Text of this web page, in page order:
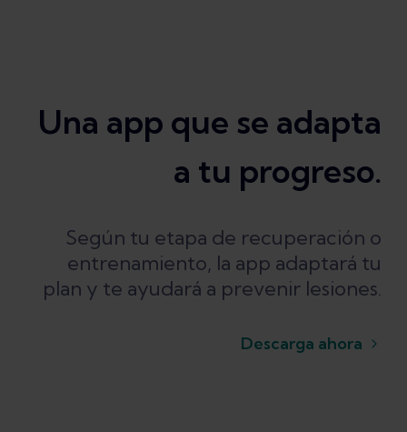
Una app que se adapta
a tu progreso.
Según tu etapa de recuperación o
entrenamiento, la app adaptará tu
plan y te ayudará a prevenir lesiones.
Descarga ahora